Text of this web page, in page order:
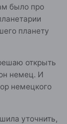
было про
планету
открыть
немец. И
немецкого
уточнить,